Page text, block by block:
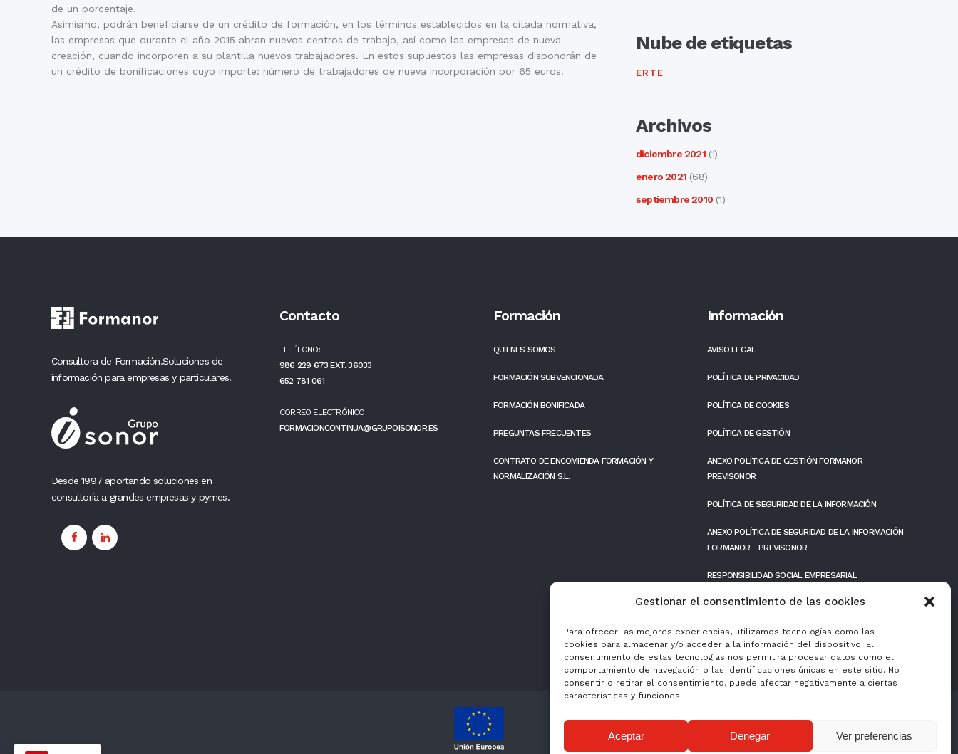
Gestionar el consentimiento de las cookies
Para ofrecer las mejores experiencias, utilizamos tecnologías como las
cookies para almacenar y/o acceder a la información del dispositivo. El
consentimiento de estas tecnologías nos permitirá procesar datos como el
comportamiento de navegación o las identificaciones únicas en este sitio. No
consentir o retirar el consentimiento, puede afectar negativamente a ciertas
características y funciones.
Aceptar Denegar Ver preferencias
de un porcentaje.
Asimismo, podrán beneficiarse de un crédito de formación, en los términos establecidos en la citada normativa,
las empresas que durante el año 2015 abran nuevos centros de trabajo, así como las empresas de nueva
creación, cuando incorporen a su plantilla nuevos trabajadores. En estos supuestos las empresas dispondrán de
un crédito de bonificaciones cuyo importe: número de trabajadores de nueva incorporación por 65 euros.
Nube de etiquetas
ERTE
Archivos
diciembre 2021(1)
enero 2021(68)
septiembre 2010(1)
Consultora de Formación.Soluciones de
información para empresas y particulares.
Desde 1997 aportando soluciones en
consultoría a grandes empresas y pymes.
Contacto
TELÉFONO:
986 229 673 EXT. 36033
652 781 061
CORREO ELECTRÓNICO:
FORMACIONCONTINUA@GRUPOISONOR.ES
Formación
QUIENES SOMOS
FORMACIÓN SUBVENCIONADA
FORMACIÓN BONIFICADA
PREGUNTAS FRECUENTES
CONTRATO DE ENCOMIENDA FORMACIÓN Y
NORMALIZACIÓN S.L.
Información
AVISO LEGAL
POLÍTICA DE PRIVACIDAD
POLÍTICA DE COOKIES
POLÍTICA DE GESTIÓN
ANEXO POLÍTICA DE GESTIÓN FORMANOR -
PREVISONOR
POLÍTICA DE SEGURIDAD DE LA INFORMACIÓN
ANEXO POLÍTICA DE SEGURIDAD DE LA INFORMACIÓN
FORMANOR - PREVISONOR
RESPONSIBILIDAD SOCIAL EMPRESARIAL
FONDOS PÚBLICOS